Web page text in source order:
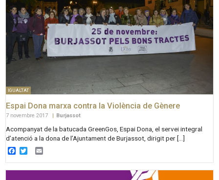
IGUALTAT
Espai Dona marxa contra la Violència de Gènere
7 novembre 2017 Burjassot
Acompanyat de la batucada GreenGos, Espai Dona, el servei integral
d’atenció a la dona de l’Ajuntament de Burjassot, dirigit per […]
Facebook
Twitter